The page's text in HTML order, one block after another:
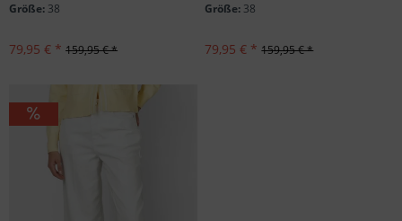
Größe: 38
79,95 € * 159,95 € *
Größe: 38
79,95 € * 159,95 € *